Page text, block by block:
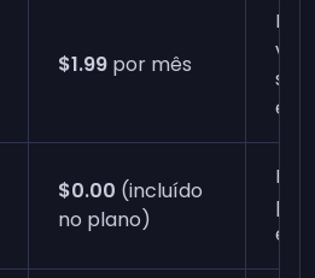
$1.99 por mês
$0.00 (incluído
no plano)